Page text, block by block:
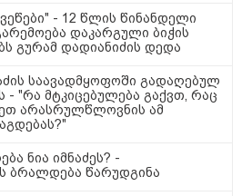
13:16 / 08-08-2026
ვიღებთ ხალხისგან" - რას წერს
ადვოკატი ტარიელ კაკაბაძე
- 12 წლის წინანდელი
დაკარგული ბიჭის
გურამ დადიანიძის დედა
საავადმყოფოში გადაღებულ
- "რა მტკიცებულება გაქვთ, რაც
არასრულწლოვნის ამ
ნია იმნაძეს? -
ბრალდება წარუდგინა